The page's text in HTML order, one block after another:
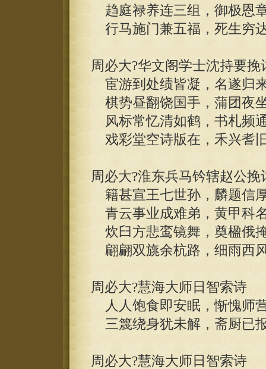
趋庭禄养连三组，御极恩
行马施门兼五福，死生穷
周必大?华文阁学士沈持要挽
宦游到处绩皆凝，名遂归
棋势昼翻饶国手，蒲团夜
风标常忆清如鹤，书札频
戏彩堂空诗版在，禾兴耆
周必大?淮东兵马钤辖赵公挽
籍甚宣王七世孙，麟题信
青云事业成难弟，黄甲科
炊臼方悲鸾镜舞，奠楹俄
翩翩双旐余杭路，细雨西
周必大?慧海大师日智索诗
人人饱食即安眠，惭愧师
三篾绕身犹未解，斋厨已
周必大?慧海大师日智索诗